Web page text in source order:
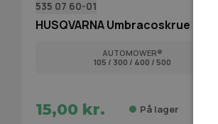
535 07 60-01
HUSQVARNA Umbracoskrue
AUTOMOWER®
105 / 300 / 400 / 500
15,00 kr. På lager